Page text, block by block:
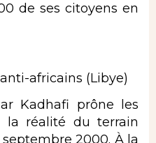
de ses citoyens en
africains (Libye)
Kadhafi prône les
la réalité du terrain
2000. À la